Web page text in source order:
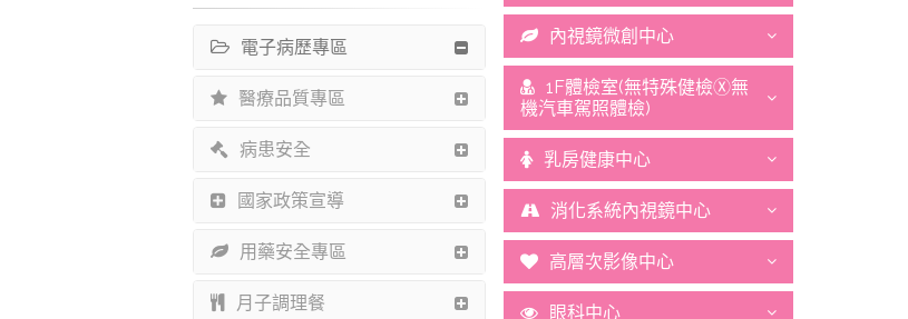
電子病歷專區
醫療品質專區
病患安全
國家政策宣導
用藥安全專區
月子調理餐
內視鏡微創中心
1F體檢室(無特殊健檢Ⓧ無
機汽車駕照體檢)
乳房健康中心
消化系統內視鏡中心
高層次影像中心
眼科中心